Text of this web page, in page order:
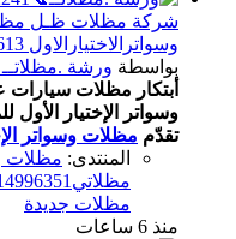
شركة مظلات ظـل
وسواترالاختيارالاول 0500559613
بواسطة ورشة
أبتكار مظلات
وسواتر الإختيار الأول
تقدّم مظلات وسواتر
المنتدى: مظلات
مظلات جديدة
منذ 6 ساعات